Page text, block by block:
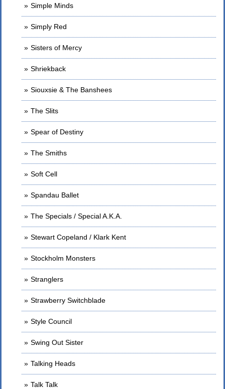
Simple Minds
Simply Red
Sisters of Mercy
Shriekback
Siouxsie & The Banshees
The Slits
Spear of Destiny
The Smiths
Soft Cell
Spandau Ballet
The Specials / Special A.K.A.
Stewart Copeland / Klark Kent
Stockholm Monsters
Stranglers
Strawberry Switchblade
Style Council
Swing Out Sister
Talking Heads
Talk Talk